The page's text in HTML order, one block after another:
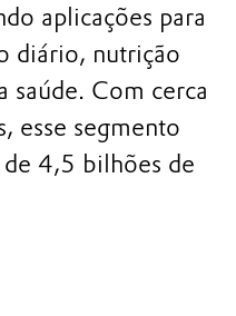
aplicações para
diário, nutrição
saúde. Com cerca
esse segmento
4,5 bilhões de